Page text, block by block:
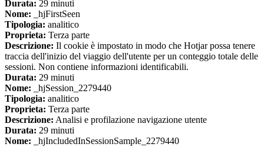
Durata: 29 minuti
Nome: _hjFirstSeen
Tipologia: analitico
Proprieta: Terza parte
Descrizione: Il cookie è impostato in modo che Hotjar possa tenere
traccia dell'inizio del viaggio dell'utente per un conteggio totale delle
sessioni. Non contiene informazioni identificabili.
Durata: 29 minuti
Nome: _hjSession_2279440
Tipologia: analitico
Proprieta: Terza parte
Descrizione: Analisi e profilazione navigazione utente
Durata: 29 minuti
Nome: _hjIncludedInSessionSample_2279440